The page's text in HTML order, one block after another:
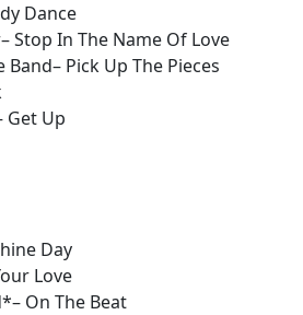
Dance
Stop In The Name Of Love
Band– Pick Up The Pieces
Get Up
Day
Love
On The Beat